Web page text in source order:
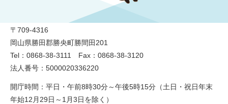
〒709-4316
岡山県勝田郡勝央町勝間田201
Tel：0868-38-3111 Fax：0868-38-3120
法人番号：5000020336220
開庁時間：平日・午前8時30分～午後5時15分（土日・祝日年末
年始12月29日～1月3日を除く）